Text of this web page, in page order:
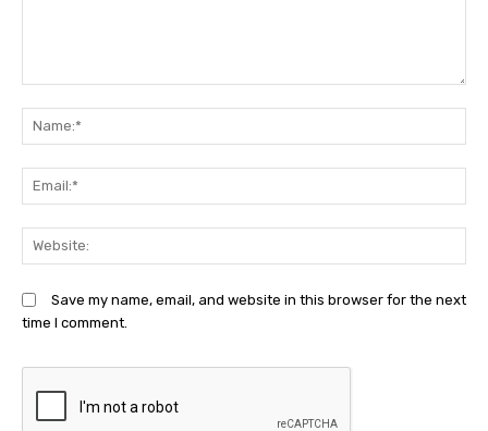
Save my name, email, and website in this browser for the next
time I comment.